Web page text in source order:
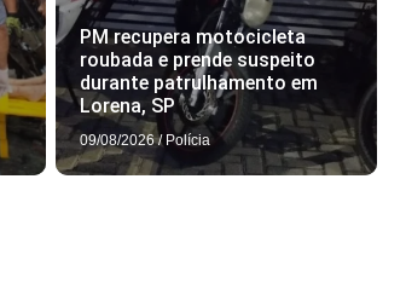
PM recupera motocicleta
roubada e prende suspeito
durante patrulhamento em
Lorena, SP
09/08/2026 / Polícia